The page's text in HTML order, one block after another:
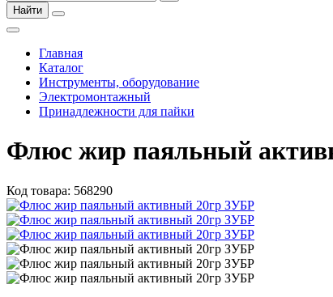
Найти
Главная
Каталог
Инструменты, оборудование
Электромонтажный
Принадлежности для пайки
Флюс жир паяльный
Код товара: 568290